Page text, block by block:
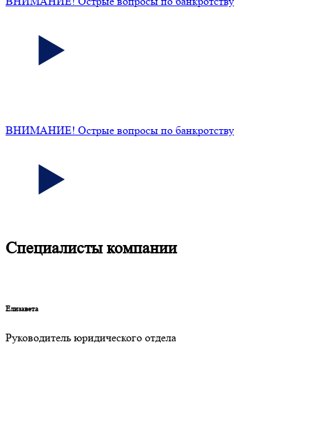
ВНИМАНИЕ! Острые вопросы по банкротству
Специалисты компании
Елизавета
Руководитель юридического отдела